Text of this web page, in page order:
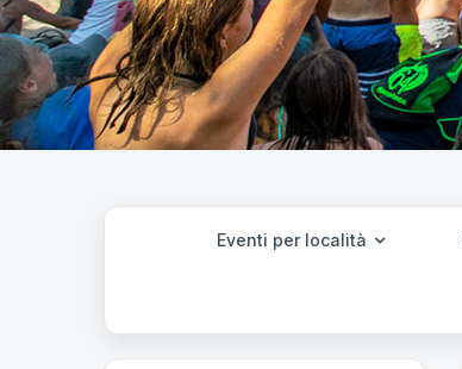
Eventi per località